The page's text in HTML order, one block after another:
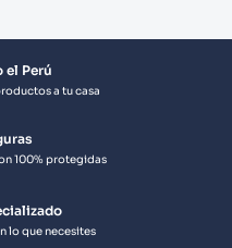
el Perú
a tu casa
100% protegidas
lo que necesites